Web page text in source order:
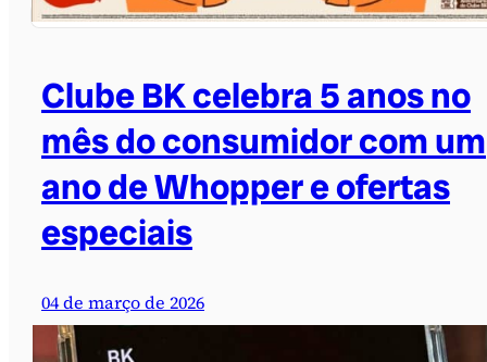
Clube BK celebra 5 anos no
mês do consumidor com um
ano de Whopper e ofertas
especiais
04 de março de 2026